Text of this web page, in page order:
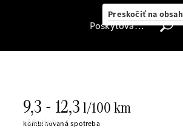
Preskočiť na obsah
Poskytovateľ
Modely
Poskytovateľ